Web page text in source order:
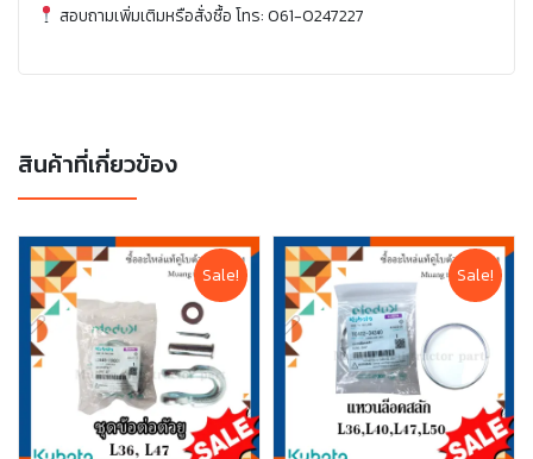
สอบถามเพิ่มเติมหรือสั่งซื้อ โทร: 061-0247227
สินค้าที่เกี่ยวข้อง
Sale! Sale!